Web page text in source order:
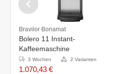
Bravilor Bonamat
Bolero 11 Instant-
Kaffeemaschine
3 Wochen 2 Varianten
1.070,43 €